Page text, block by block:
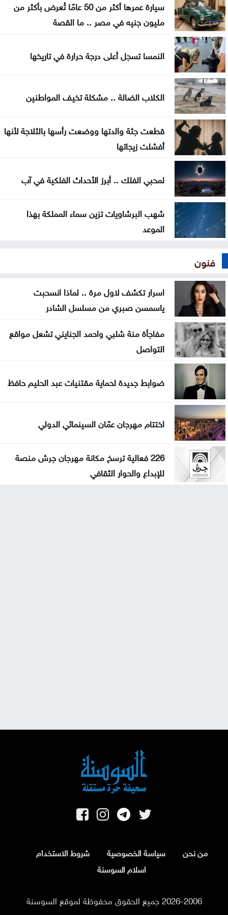
سيارة عمرها أكثر من 50 عامًا تُعرض بأكثر من
مليون جنيه في مصر .. ما القصة
النمسا تسجل أعلى درجة حرارة في تاريخها
الكلاب الضالة .. مشكلة تخيف المواطنين
قطعت جثة والدتها ووضعت رأسها بالثلاجة لأنها
أفشلت زيجاتها
لمحبي الفلك .. أبرز الأحداث الفلكية في آب
شهب البرشاويات تزين سماء المملكة بهذا
الموعد
فنون
اسرار تكشف لاول مرة .. لماذا انسحبت
ياسمسن صبري من مسلسل الشادر
مفاجأة منة شلبي واحمد الجنايني تشعل مواقع
التواصل
ضوابط جديدة لحماية مقتنيات عبد الحليم حافظ
اختتام مهرجان عمّان السينمائي الدولي
226 فعالية ترسخ مكانة مهرجان جرش منصة
للإبداع والحوار الثقافي
من نحن سياسة الخصوصية
شروط الاستخدام
اسلام السوسنة
2026-2006 جميع الحقوق محفوظة لموقع السوسنة